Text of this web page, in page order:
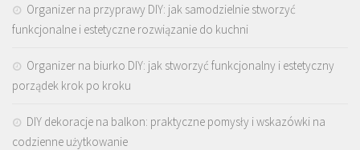
Organizer na przyprawy DIY: jak samodzielnie stworzyć
funkcjonalne i estetyczne rozwiązanie do kuchni
Organizer na biurko DIY: jak stworzyć funkcjonalny i estetyczny
porządek krok po kroku
DIY dekoracje na balkon: praktyczne pomysły i wskazówki na
codzienne użytkowanie